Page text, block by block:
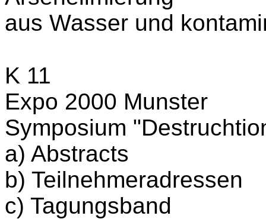
aus Wasser und
K 11
Expo 2000 Munster
Symposium
a) Abstracts
b) Teilnehmeradressen
c) Tagungsband